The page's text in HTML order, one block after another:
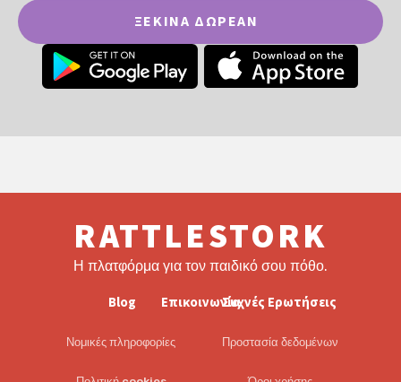
ΞΕΚΊΝΑ ΔΩΡΕΆΝ
RATTLESTORK
Η πλατφόρμα για τον παιδικό σου πόθο.
Blog ΕπικοινωνίαΣυχνές Ερωτήσεις
Νομικές πληροφορίες Προστασία δεδομένων